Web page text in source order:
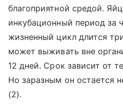
благоприятной средой.
инкубационный период за
жизненный цикл длится
может выживать вне
12 дней. Срок зависит от
Но заразным он остается
(2).